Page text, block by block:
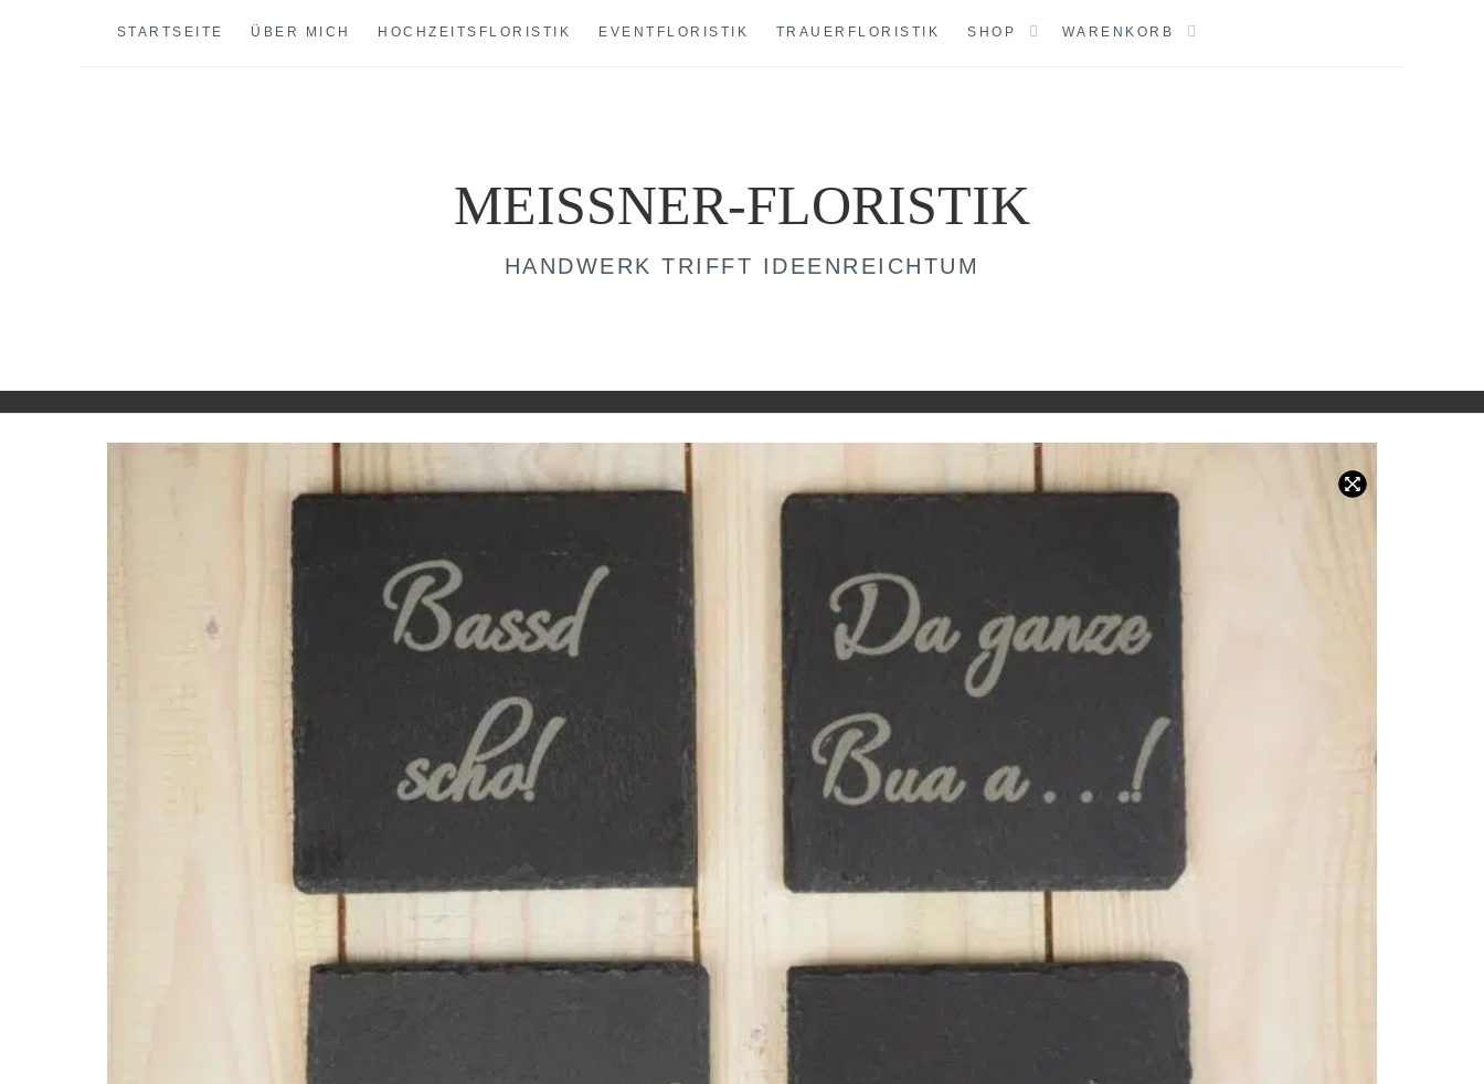
STARTSEITE ÜBER MICH HOCHZEITSFLORISTIK EVENTFLORISTIK TRAUERFLORISTIK SHOP WARENKORB
MEISSNER-FLORISTIK
HANDWERK TRIFFT IDEENREICHTUM